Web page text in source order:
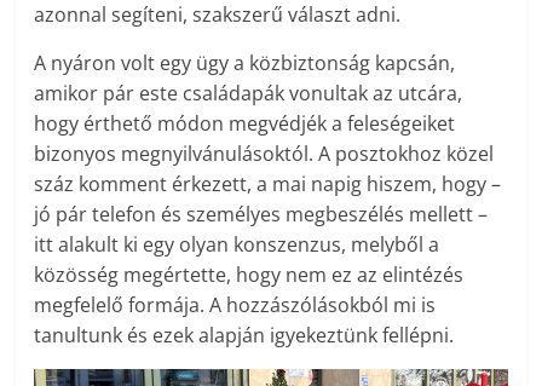
azonnal segíteni, szakszerű választ adni.
A nyáron volt egy ügy a közbiztonság kapcsán,
amikor pár este családapák vonultak az utcára,
hogy érthető módon megvédjék a feleségeiket
bizonyos megnyilvánulásoktól. A posztokhoz közel
száz komment érkezett, a mai napig hiszem, hogy –
jó pár telefon és személyes megbeszélés mellett –
itt alakult ki egy olyan konszenzus, melyből a
közösség megértette, hogy nem ez az elintézés
megfelelő formája. A hozzászólásokból mi is
tanultunk és ezek alapján igyekeztünk fellépni.